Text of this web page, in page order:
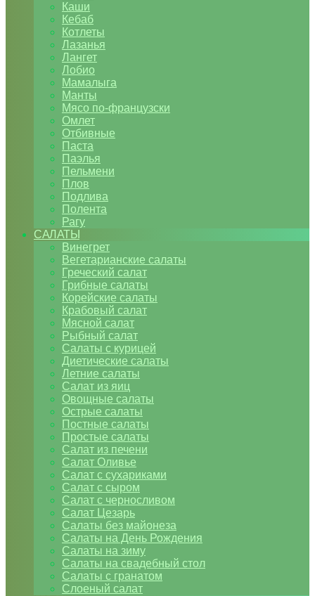
Каши
Кебаб
Котлеты
Лазанья
Лангет
Лобио
Мамалыга
Манты
Мясо по-французски
Омлет
Отбивные
Паста
Паэлья
Пельмени
Плов
Подлива
Полента
Рагу
САЛАТЫ
Винегрет
Вегетарианские салаты
Греческий салат
Грибные салаты
Корейские салаты
Крабовый салат
Мясной салат
Рыбный салат
Салаты с курицей
Диетические салаты
Летние салаты
Салат из яиц
Овощные салаты
Острые салаты
Постные салаты
Простые салаты
Салат из печени
Салат Оливье
Салат с сухариками
Салат с сыром
Салат с черносливом
Салат Цезарь
Салаты без майонеза
Салаты на День Рождения
Салаты на зиму
Салаты на свадебный стол
Салаты с гранатом
Слоеный салат